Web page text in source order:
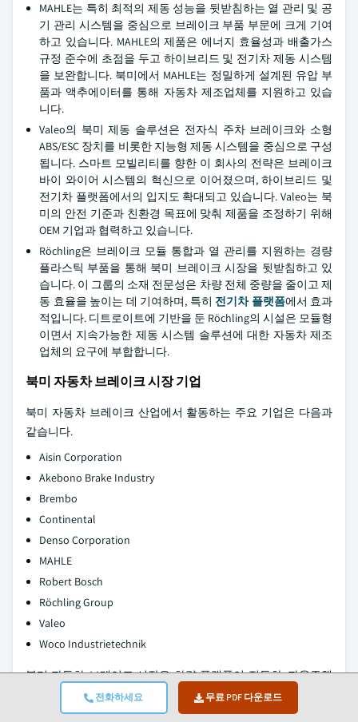
전화하세요 무료 PDF 다운로드
MAHLE는 특히 최적의 제동 성능을 뒷받침하는 열 관리 및 공
기 관리 시스템을 중심으로 브레이크 부품 부문에 크게 기여
하고 있습니다. MAHLE의 제품은 에너지 효율성과 배출가스
규정 준수에 초점을 두고 하이브리드 및 전기차 제동 시스템
을 보완합니다. 북미에서 MAHLE는 정밀하게 설계된 유압 부
품과 액추에이터를 통해 자동차 제조업체를 지원하고 있습
니다.
Valeo의 북미 제동 솔루션은 전자식 주차 브레이크와 소형
ABS/ESC 장치를 비롯한 지능형 제동 시스템을 중심으로 구성
됩니다. 스마트 모빌리티를 향한 이 회사의 전략은 브레이크
바이 와이어 시스템의 혁신으로 이어졌으며, 하이브리드 및
전기차 플랫폼에서의 입지도 확대되고 있습니다. Valeo는 북
미의 안전 기준과 친환경 목표에 맞춰 제품을 조정하기 위해
OEM 기업과 협력하고 있습니다.
Röchling은 브레이크 모듈 통합과 열 관리를 지원하는 경량
플라스틱 부품을 통해 북미 브레이크 시장을 뒷받침하고 있
습니다. 이 그룹의 소재 전문성은 차량 전체 중량을 줄이고 제
동 효율을 높이는 데 기여하며, 특히 전기차 플랫폼에서 효과
적입니다. 디트로이트에 기반을 둔 Röchling의 시설은 모듈형
이면서 지속가능한 제동 시스템 솔루션에 대한 자동차 제조
업체의 요구에 부합합니다.
북미 자동차 브레이크 시장 기업
북미 자동차 브레이크 산업에서 활동하는 주요 기업은 다음과
같습니다.
Aisin Corporation
Akebono Brake Industry
Brembo
Continental
Denso Corporation
MAHLE
Robert Bosch
Röchling Group
Valeo
Woco Industrietechnik
북미 자동차 브레이크 시장은 차량 플랫폼이 전동화, 자율주행
및 커넥티드 모빌리티로 전환되면서 빠르게 기술이 발전하고
있습니다. 전자식 및 소프트웨어 기반 제동 아키텍처는 기존의